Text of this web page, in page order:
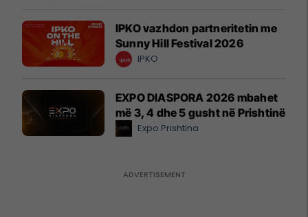
IPKO vazhdon partneritetin me
Sunny Hill Festival 2026
IPKO
EXPO DIASPORA 2026 mbahet
më 3, 4 dhe 5 gusht në Prishtinë
Expo Prishtina